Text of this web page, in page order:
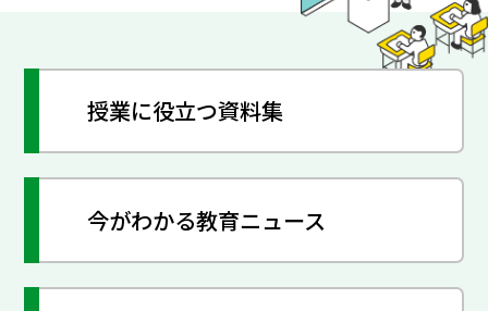
授業に役立つ資料集
今がわかる教育ニュース